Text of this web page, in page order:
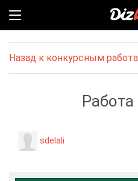
Назад к конкурсным
Работа
sdelali